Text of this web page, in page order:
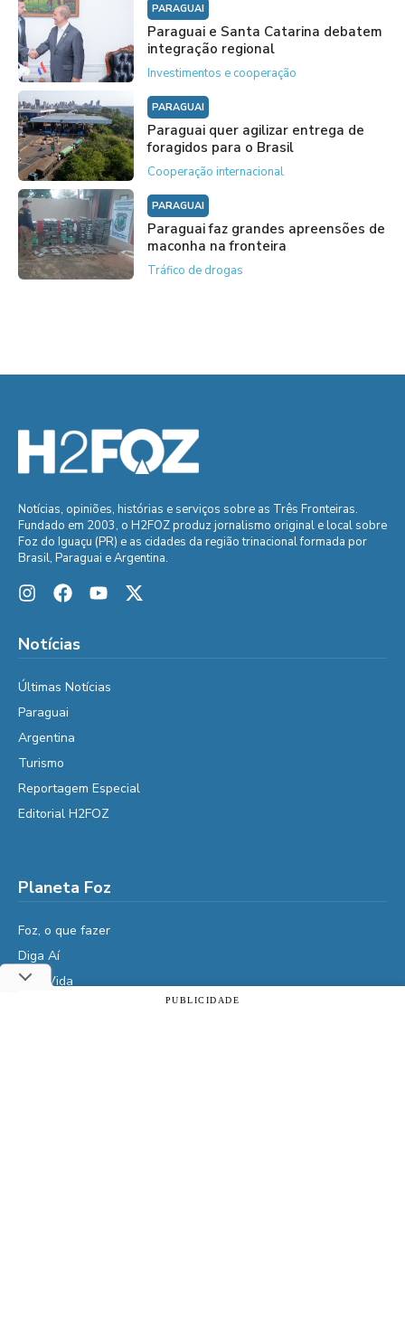
PARAGUAI
Paraguai e Santa Catarina debatem
integração regional
Investimentos e cooperação
PARAGUAI
Paraguai quer agilizar entrega de
foragidos para o Brasil
Cooperação internacional
PARAGUAI
Paraguai faz grandes apreensões de
maconha na fronteira
Tráfico de drogas
Notícias, opiniões, histórias e serviços sobre as Três Fronteiras.
Fundado em 2003, o H2FOZ produz jornalismo original e local sobre
Foz do Iguaçu (PR) e as cidades da região trinacional formada por
Brasil, Paraguai e Argentina.
Notícias
Últimas Notícias
Paraguai
Argentina
Turismo
Reportagem Especial
Editorial H2FOZ
Planeta Foz
Foz, o que fazer
Diga Aí
É da Vida
PUBLICIDADE